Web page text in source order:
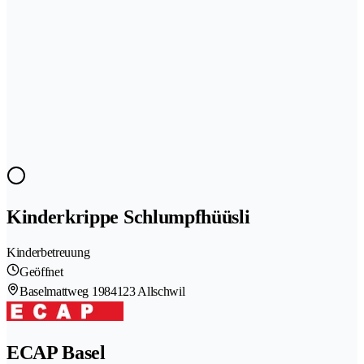
Kinderkrippe Schlumpfhüüsli
Kinderbetreuung
Geöffnet
Baselmattweg 1984123 Allschwil
ECAP Basel